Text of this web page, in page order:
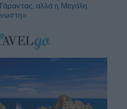
αλλά η Μεγάλη